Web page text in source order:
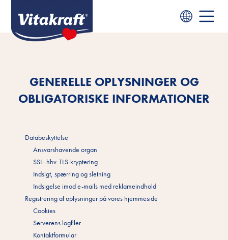
GENERELLE OPLYSNINGER OG
OBLIGATORISKE INFORMATIONER
Databeskyttelse
Ansvarshavende organ
SSL- hhv. TLS-kryptering
Indsigt, spærring og sletning
Indsigelse imod e-mails med reklameindhold
Registrering af oplysninger på vores hjemmeside
Cookies
Serverens logfiler
Kontaktformular